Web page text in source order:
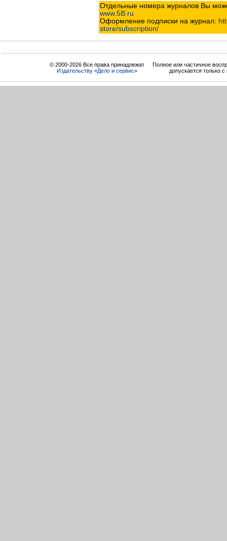
Отдельные номера журналов Вы
www.5B.ru
Оформление подписки на журнал:
store/subscription/
© 2000-2026 Все права принадлежат
Издательству «Дело и cервис»
Полное или частичное
допускается только